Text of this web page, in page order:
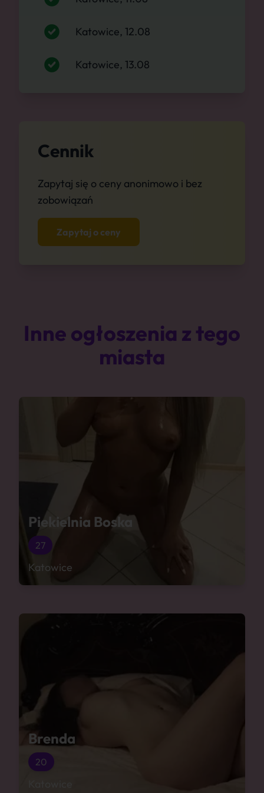
Katowice, 12.08
Katowice, 13.08
Cennik
Zapytaj się o ceny anonimowo i bez
zobowiązań
Zapytaj o ceny
Inne ogłoszenia z tego
miasta
Piekielnia Boska
27
Katowice
Brenda
20